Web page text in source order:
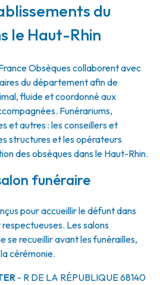
du
le Haut-Rhin
Obsèques collaborent avec
du département afin de
fluide et coordonné aux
Funérariums,
et autres : les conseillers et
structures et les opérateurs
des obsèques dans le Haut-Rhin.
funéraire
pour accueillir le défunt dans
Les salons
se recueillir avant les funérailles,
cérémonie.
- R DE LA RÉPUBLIQUE68140